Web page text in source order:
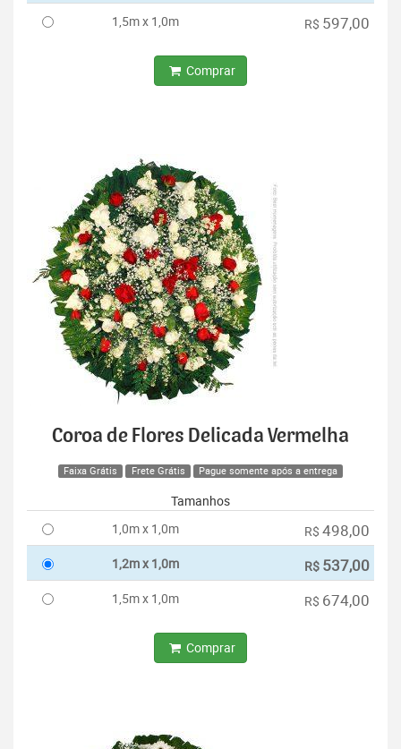
1,5m x 1,0m R$ 597,00
Comprar
Coroa de Flores Delicada Vermelha
Faixa Grátis Frete Grátis Pague somente após a entrega
Tamanhos
1,0m x 1,0m
R$ 498,00
1,2m x 1,0m R$ 537,00
1,5m x 1,0m R$ 674,00
Comprar